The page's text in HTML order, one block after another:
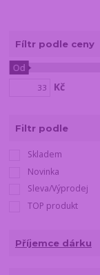
Fíltr podle ceny
Kč
Od
Filtr podle
Skladem
Novinka
Sleva/Výprodej
TOP produkt
Příjemce dárku